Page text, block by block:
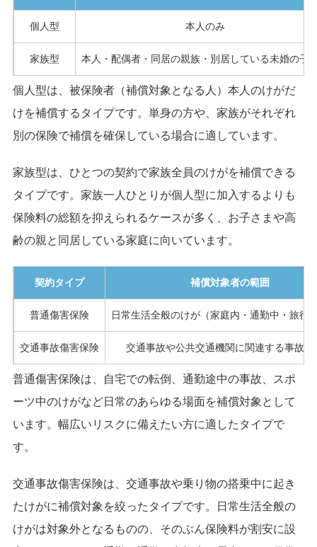
個人型 本人のみ
家族型 本人・配偶者・同居の親族・別居している未婚の子
個人型は、被保険者（補償対象となる人）本人のけがだ
けを補償するタイプです。単身の方や、家族がそれぞれ
別の保険で補償を確保している場合に適しています。
家族型は、ひとつの契約で家族全員のけがを補償できる
タイプです。家族一人ひとりが個人型に加入するよりも
保険料の総額を抑えられるケースが多く、お子さまや高
齢の親と同居している家庭に向いています。
契約タイプ 補償対象者の範囲
普通傷害保険 日常生活全般のけが（家庭内・通勤中・旅行
交通事故傷害保険 交通事故や公共交通機関に関連する事故に
普通傷害保険は、自宅での転倒、通勤途中の事故、スポ
ーツ中のけがなど日常のあらゆる場面を補償対象として
います。幅広いリスクに備えたい方に適したタイプで
す。
交通事故傷害保険は、交通事故や乗り物の搭乗中に起き
たけがに補償対象を絞ったタイプです。日常生活全般の
けがは対象外となるものの、そのぶん保険料が割安に設